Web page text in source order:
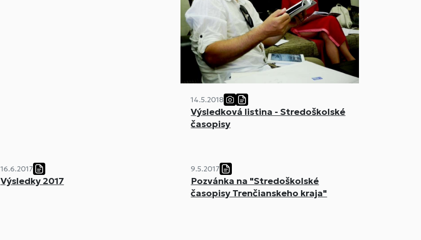
14.5.2018
Výsledková listina - Stredoškolské
časopisy
16.6.2017
Výsledky 2017
9.5.2017
Pozvánka na "Stredoškolské
časopisy Trenčianskeho kraja"